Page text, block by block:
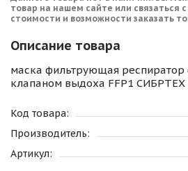
товар на нашем сайте или связаться
стоимости и возможности заказать
Описание товара
маска фильтрующая респиратор
клапаном выдоха FFP1 СИБРТЕХ
Код товара:
Производитель:
Артикул: